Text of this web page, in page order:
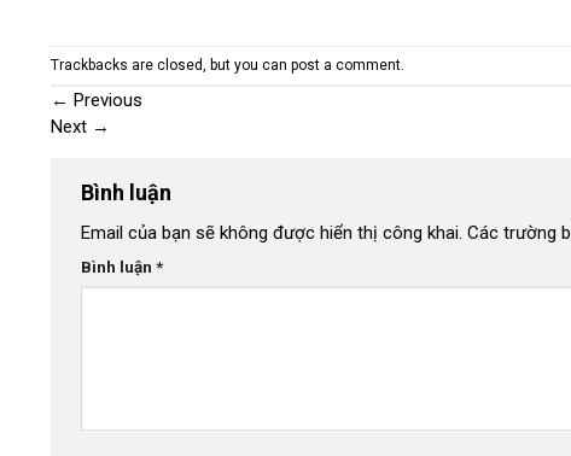
Trackbacks are closed, but you can post a comment
← Previous
Next →
Bình luận
Email của bạn sẽ không được hiển thị công khai. Các trường
Bình luận *